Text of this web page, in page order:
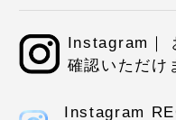
Instagram｜
確認いただけ
Instagram